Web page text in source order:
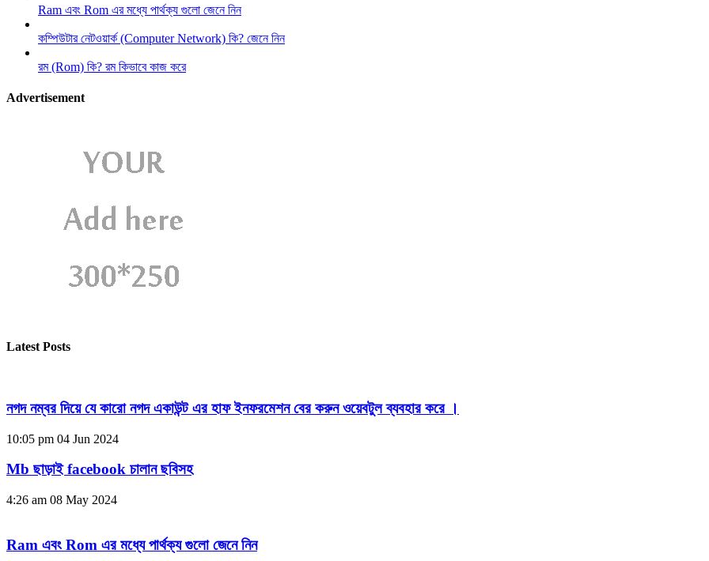
Ram এবং Rom এর মধ্যে পার্থক্য গুলো জেনে নিন
কম্পিউটার নেটওয়ার্ক (Computer Network) কি? জেনে নিন
রম (Rom) কি? রম কিভাবে কাজ করে
Advertisement
Latest Posts
নগদ নম্বর দিয়ে যে কারো নগদ একাউন্ট এর হাফ ইনফরমেশন বের করুন ওয়েবটুল ব্যবহার করে ।
10:05 pm 04 Jun 2024
Mb ছাড়াই facebook চালান ছবিসহ
4:26 am 08 May 2024
Ram এবং Rom এর মধ্যে পার্থক্য গুলো জেনে নিন